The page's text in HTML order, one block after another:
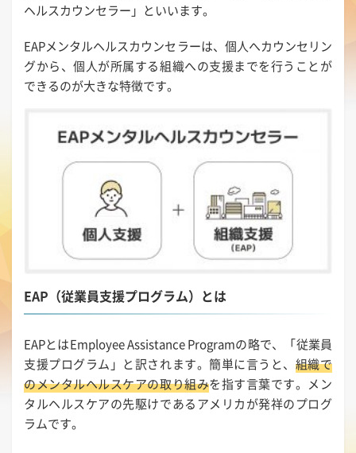
ヘルスカウンセラー」といいます。
EAPメンタルヘルスカウンセラーは、個人へカウンセリン
グから、個人が所属する組織への支援までを行うことが
できるのが大きな特徴です。
EAP（従業員支援プログラム）とは
EAPとはEmployee Assistance Programの略で、「従業員
支援プログラム」と訳されます。簡単に言うと、 組織で
のメンタルヘルスケアの取り組みを指す言葉です。メン
タルヘルスケアの先駆けであるアメリカが発祥のプログ
ラムです。